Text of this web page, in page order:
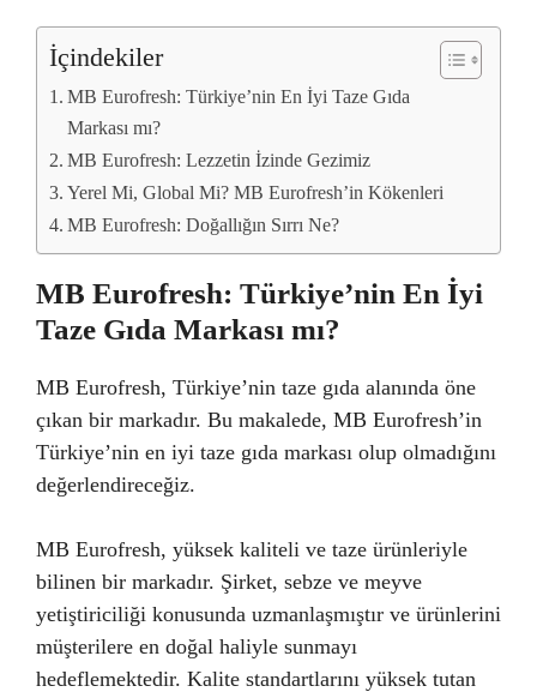
İçindekiler
MB Eurofresh: Türkiye’nin En İyi Taze Gıda
Markası mı?
MB Eurofresh: Lezzetin İzinde Gezimiz
Yerel Mi, Global Mi? MB Eurofresh’in Kökenleri
MB Eurofresh: Doğallığın Sırrı Ne?
MB Eurofresh: Türkiye’nin En İyi
Taze Gıda Markası mı?
MB Eurofresh, Türkiye’nin taze gıda alanında öne
çıkan bir markadır. Bu makalede, MB Eurofresh’in
Türkiye’nin en iyi taze gıda markası olup olmadığını
değerlendireceğiz.
MB Eurofresh, yüksek kaliteli ve taze ürünleriyle
bilinen bir markadır. Şirket, sebze ve meyve
yetiştiriciliği konusunda uzmanlaşmıştır ve ürünlerini
müşterilere en doğal haliyle sunmayı
hedeflemektedir. Kalite standartlarını yüksek tutan